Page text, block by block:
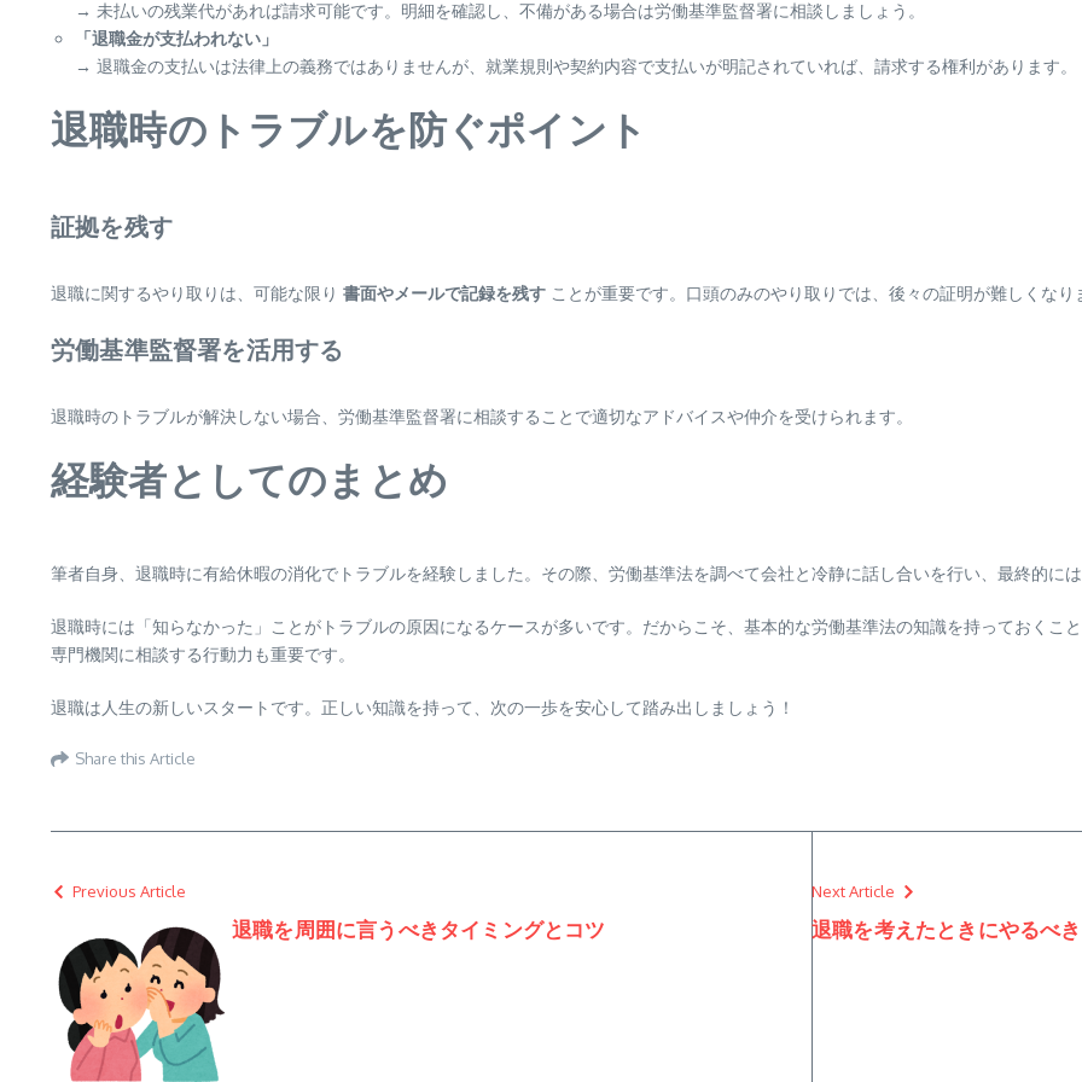
→ 未払いの残業代があれば請求可能です。明細を確認し、不備がある場合は労働基準監督署に相談しましょう。
「退職金が支払われない」
→ 退職金の支払いは法律上の義務ではありませんが、就業規則や契約内容で支払いが明記されていれば、請求する権利があります。
退職時のトラブルを防ぐポイント
証拠を残す
退職に関するやり取りは、可能な限り 書面やメールで記録を残す ことが重要です。口頭のみのやり取りでは、後々の証明が難しくなり
労働基準監督署を活用する
退職時のトラブルが解決しない場合、労働基準監督署に相談することで適切なアドバイスや仲介を受けられます。
経験者としてのまとめ
筆者自身、退職時に有給休暇の消化でトラブルを経験しました。その際、労働基準法を調べて会社と冷静に話し合いを行い、最終的に
退職時には「知らなかった」ことがトラブルの原因になるケースが多いです。だからこそ、基本的な労働基準法の知識を持っておくこ
専門機関に相談する行動力も重要です。
退職は人生の新しいスタートです。正しい知識を持って、次の一歩を安心して踏み出しましょう！
Share this Article
Previous Article
退職を周囲に言うべきタイミングとコツ
Next Article
退職を考えたときにやるべ